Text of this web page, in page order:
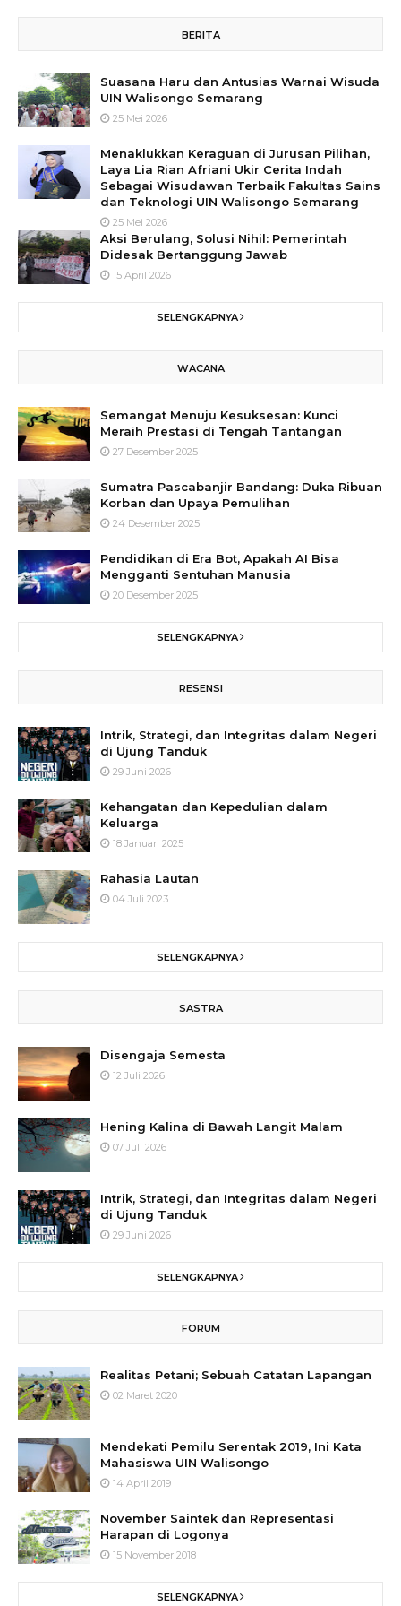
BERITA
Suasana Haru dan Antusias Warnai Wisuda
UIN Walisongo Semarang
25 Mei 2026
Menaklukkan Keraguan di Jurusan Pilihan,
Laya Lia Rian Afriani Ukir Cerita Indah
Sebagai Wisudawan Terbaik Fakultas Sains
dan Teknologi UIN Walisongo Semarang
25 Mei 2026
Aksi Berulang, Solusi Nihil: Pemerintah
Didesak Bertanggung Jawab
15 April 2026
SELENGKAPNYA
WACANA
Semangat Menuju Kesuksesan: Kunci
Meraih Prestasi di Tengah Tantangan
27 Desember 2025
Sumatra Pascabanjir Bandang: Duka Ribuan
Korban dan Upaya Pemulihan
24 Desember 2025
Pendidikan di Era Bot, Apakah AI Bisa
Mengganti Sentuhan Manusia
20 Desember 2025
SELENGKAPNYA
RESENSI
Intrik, Strategi, dan Integritas dalam Negeri
di Ujung Tanduk
29 Juni 2026
Kehangatan dan Kepedulian dalam
Keluarga
18 Januari 2025
Rahasia Lautan
04 Juli 2023
SELENGKAPNYA
SASTRA
Disengaja Semesta
12 Juli 2026
Hening Kalina di Bawah Langit Malam
07 Juli 2026
Intrik, Strategi, dan Integritas dalam Negeri
di Ujung Tanduk
29 Juni 2026
SELENGKAPNYA
FORUM
Realitas Petani; Sebuah Catatan Lapangan
02 Maret 2020
Mendekati Pemilu Serentak 2019, Ini Kata
Mahasiswa UIN Walisongo
14 April 2019
November Saintek dan Representasi
Harapan di Logonya
15 November 2018
SELENGKAPNYA